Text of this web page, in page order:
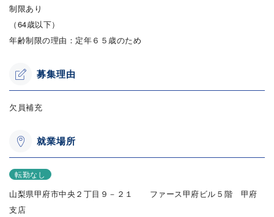
制限あり
（64歳以下）
年齢制限の理由：定年６５歳のため
募集理由
欠員補充
就業場所
転勤なし
山梨県甲府市中央２丁目９－２１ ファース甲府ビル５階 甲府
支店